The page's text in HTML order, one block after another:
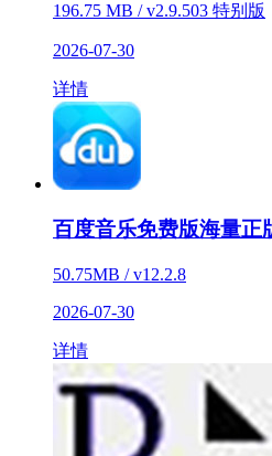
196.75 MB / v2.9.503 特别版
2026-07-30
详情
百度音乐免费版海量正
50.75MB / v12.2.8
2026-07-30
详情